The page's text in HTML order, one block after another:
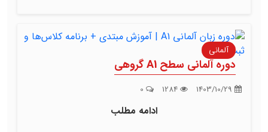
آلمانی
دوره آلمانی سطح A1 گروهی
ادامه مطلب